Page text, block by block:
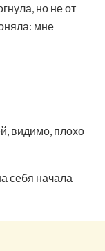
но не от
мне
видимо, плохо
себя начала